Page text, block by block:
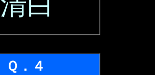
Ｑ．４